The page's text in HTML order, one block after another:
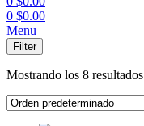
0 $0.00
Menu
Filter
Mostrando los 8 resultados